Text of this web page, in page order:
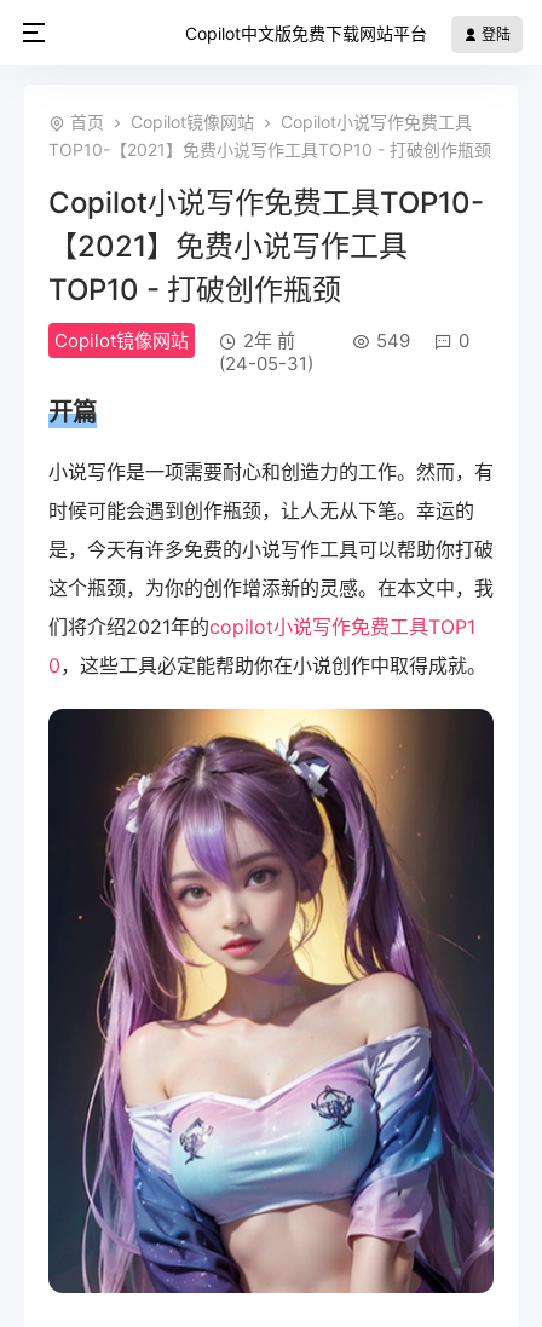
Copilot中文版免费下载网站平台 登陆
首页 Copilot镜像网站
Copilot小说写作免费工具
TOP10-【2021】免费小说写作工具TOP10 - 打破创作瓶颈
Copilot小说写作免费工具TOP10-
【2021】免费小说写作工具
TOP10 - 打破创作瓶颈
Copilot镜像网站
2年 前
(24-05-31)
549 0
开篇
小说写作是一项需要耐心和创造力的工作。然而，有
时候可能会遇到创作瓶颈，让人无从下笔。幸运的
是，今天有许多免费的小说写作工具可以帮助你打破
这个瓶颈，为你的创作增添新的灵感。在本文中，我
们将介绍2021年的copilot小说写作免费工具TOP1
0，这些工具必定能帮助你在小说创作中取得成就。